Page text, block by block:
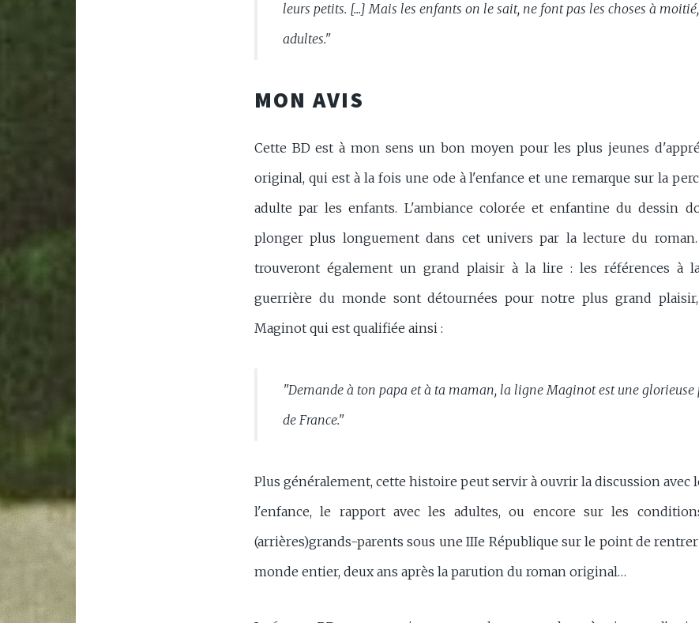
leurs petits. [...] Mais les enfants on le sait, ne font pas les choses à
adultes."
MON AVIS
Cette BD est à mon sens un bon moyen pour les plus jeunes
original, qui est à la fois une ode à l'enfance et une remarque sur la
adulte par les enfants. L'ambiance colorée et enfantine du dessin
plonger plus longuement dans cet univers par la lecture du
trouveront également un grand plaisir à la lire : les références à
guerrière du monde sont détournées pour notre plus grand
Maginot qui est qualifiée ainsi :
"Demande à ton papa et à ta maman, la ligne Maginot est une glorieuse
de France."
Plus généralement, cette histoire peut servir à ouvrir la discussion avec
l'enfance, le rapport avec les adultes, ou encore sur les
(arrières)grands-parents sous une IIIe République sur le point de
monde entier, deux ans après la parution du roman original…